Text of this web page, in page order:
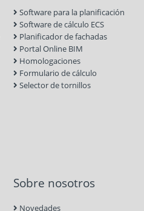
Software para la planificación
Software de cálculo ECS
Planificador de fachadas
Portal Online BIM
Homologaciones
Formulario de cálculo
Selector de tornillos
Sobre nosotros
Novedades